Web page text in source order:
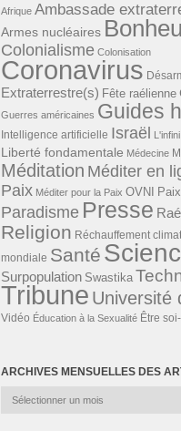
Afrique Ambassade
Armes nucléaires
Colonialisme Colonisation
Coronavirus
Extraterrestre(s) Fête raélienne
Guerres américaines Guides
Intelligence artificielle Israël L'infini
Liberté fondamentale Médecine
Méditation Méditer en
Paix Méditer pour la Paix OVNI Paix
Paradisme Presse
Religion Réchauffement
mondiale Santé
Surpopulation Swastika
Tribune Université
Vidéo Éducation à la Sexualité Être
ARCHIVES MENSUELLES DES
Archives